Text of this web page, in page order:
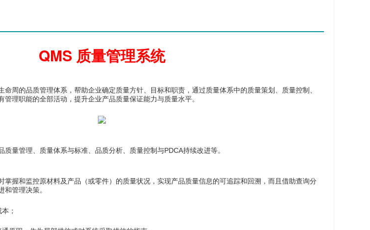
QMS 质量管理系统
周的品质管理体系，帮助企业确定质量方针、目标和职责，通过质量体系中的质量策划、质量控制、
管理职能的全部活动，提升企业产品质量保证能力与质量水平。
质量管理、质量体系与标准、品质分析、质量控制与PDCA持续改进等。
掌握和监控原材料及产品（或零件）的质量状况，实现产品质量信息的可追踪和回溯，而且借助查询分
管理决策。
；